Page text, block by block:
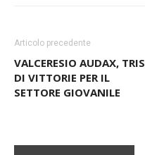
Articolo precedente
VALCERESIO AUDAX, TRIS
DI VITTORIE PER IL
SETTORE GIOVANILE